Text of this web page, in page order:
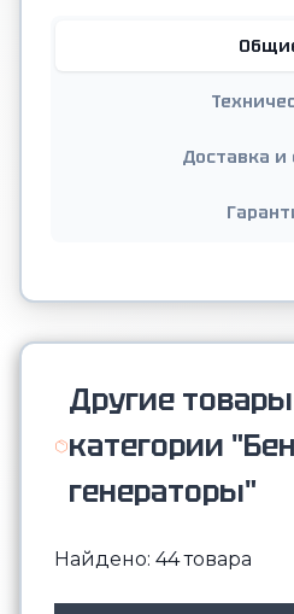
Доставка и
Другие
категории
генераторы"
Найдено: 44 товара